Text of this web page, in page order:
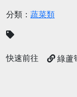
分類： 蔬菜類
快速前往 綠蘆